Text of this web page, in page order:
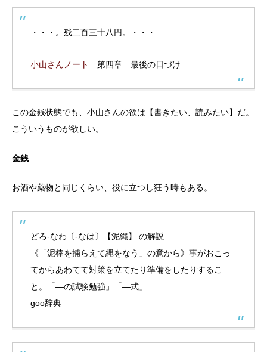
・・・。残二百三十八円。・・・
小山さんノート 第四章 最後の日づけ
この金銭状態でも、小山さんの欲は【書きたい、読みたい】だ。
こういうものが欲しい。
金銭
お酒や薬物と同じくらい、役に立つし狂う時もある。
どろ‐なわ〔‐なは〕【泥縄】 の解説
《「泥棒を捕らえて縄をなう」の意から》事がおこっ
てからあわてて対策を立てたり準備をしたりするこ
と。「—の試験勉強」「—式」
goo辞典